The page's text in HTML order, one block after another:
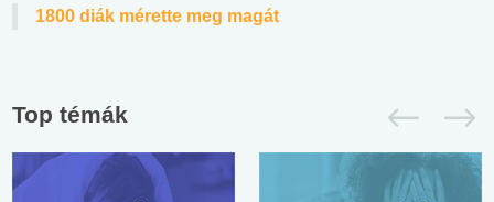
1800 diák mérette meg magát
Top témák